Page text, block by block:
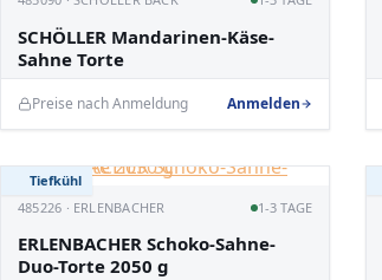
SCHÖLLER Mandarinen-Käse-
Sahne Torte
Preise nach Anmeldung Anmelden
Tiefkühl
485226 · ERLENBACHER
1-3 TAGE
ERLENBACHER Schoko-Sahne-
Duo-Torte 2050 g